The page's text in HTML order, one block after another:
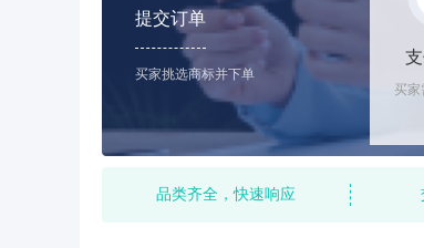
提交订单
买家挑选商标并下单
买家
标
品类齐全，快速响应